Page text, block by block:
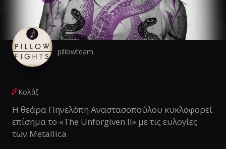
pillowteam
Κολάζ
Η θεάρα Πηνελόπη Αναστασοπούλου κυκλοφορεί
επίσημα το «The Unforgiven II» με τις ευλογίες
των Metallica